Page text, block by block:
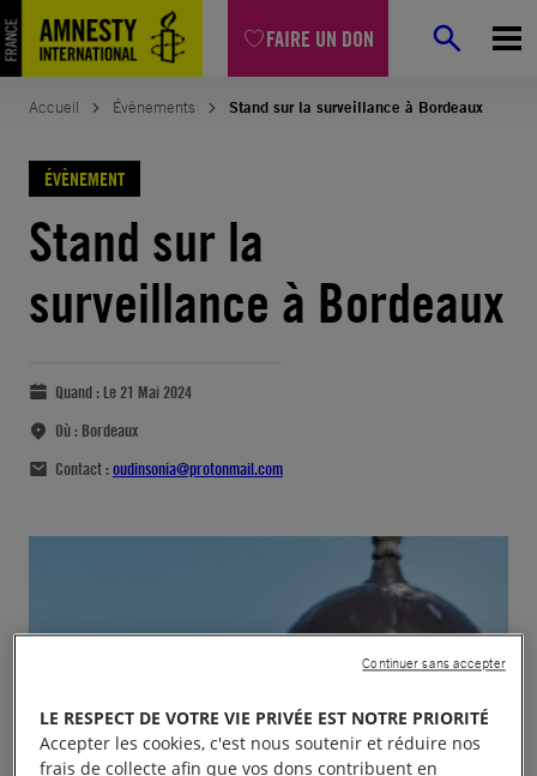
FAIRE UN DON
Accueil Évènements Stand sur la surveillance à Bordeaux
ÉVÈNEMENT
Stand sur la
surveillance à Bordeaux
Quand : Le 21 Mai 2024
Où : Bordeaux
Contact :oudinsonia@protonmail.com
LE RESPECT DE VOTRE VIE PRIVÉE EST NOTRE PRIORITÉ
Accepter les cookies, c'est nous soutenir et réduire nos
frais de collecte afin que vos dons contribuent en
Continuer sans accepter